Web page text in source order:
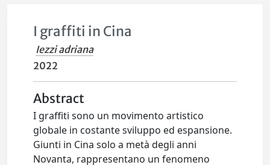
I graffiti in Cina
Iezzi adriana
2022
Abstract
I graffiti sono un movimento artistico
globale in costante sviluppo ed espansione.
Giunti in Cina solo a metà degli anni
Novanta, rappresentano un fenomeno